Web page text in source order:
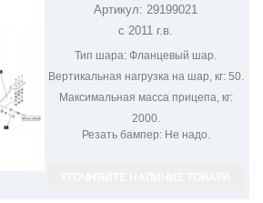
ФАРКОП НА SSANG YONG ACTYON
29199021
Артикул: 29199021
с 2011 г.в.
Тип шара: Фланцевый шар.
Вертикальная нагрузка на шар, кг:50.
Максимальная масса прицепа, кг:
2000.
Резать бампер:Не надо.